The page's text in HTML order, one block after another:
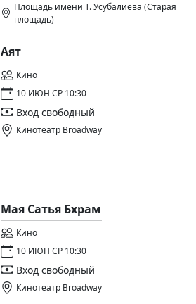
Площадь имени Т. Усубалиева (Старая
площадь)
Аят
Кино
10 ИЮН СР 10:30
Вход свободный
Кинотеатр Broadway
Мая Сатья Бхрам
Кино
10 ИЮН СР 10:30
Вход свободный
Кинотеатр Broadway